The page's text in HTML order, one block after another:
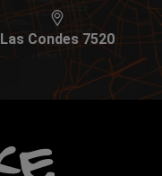
Las Condes 7520